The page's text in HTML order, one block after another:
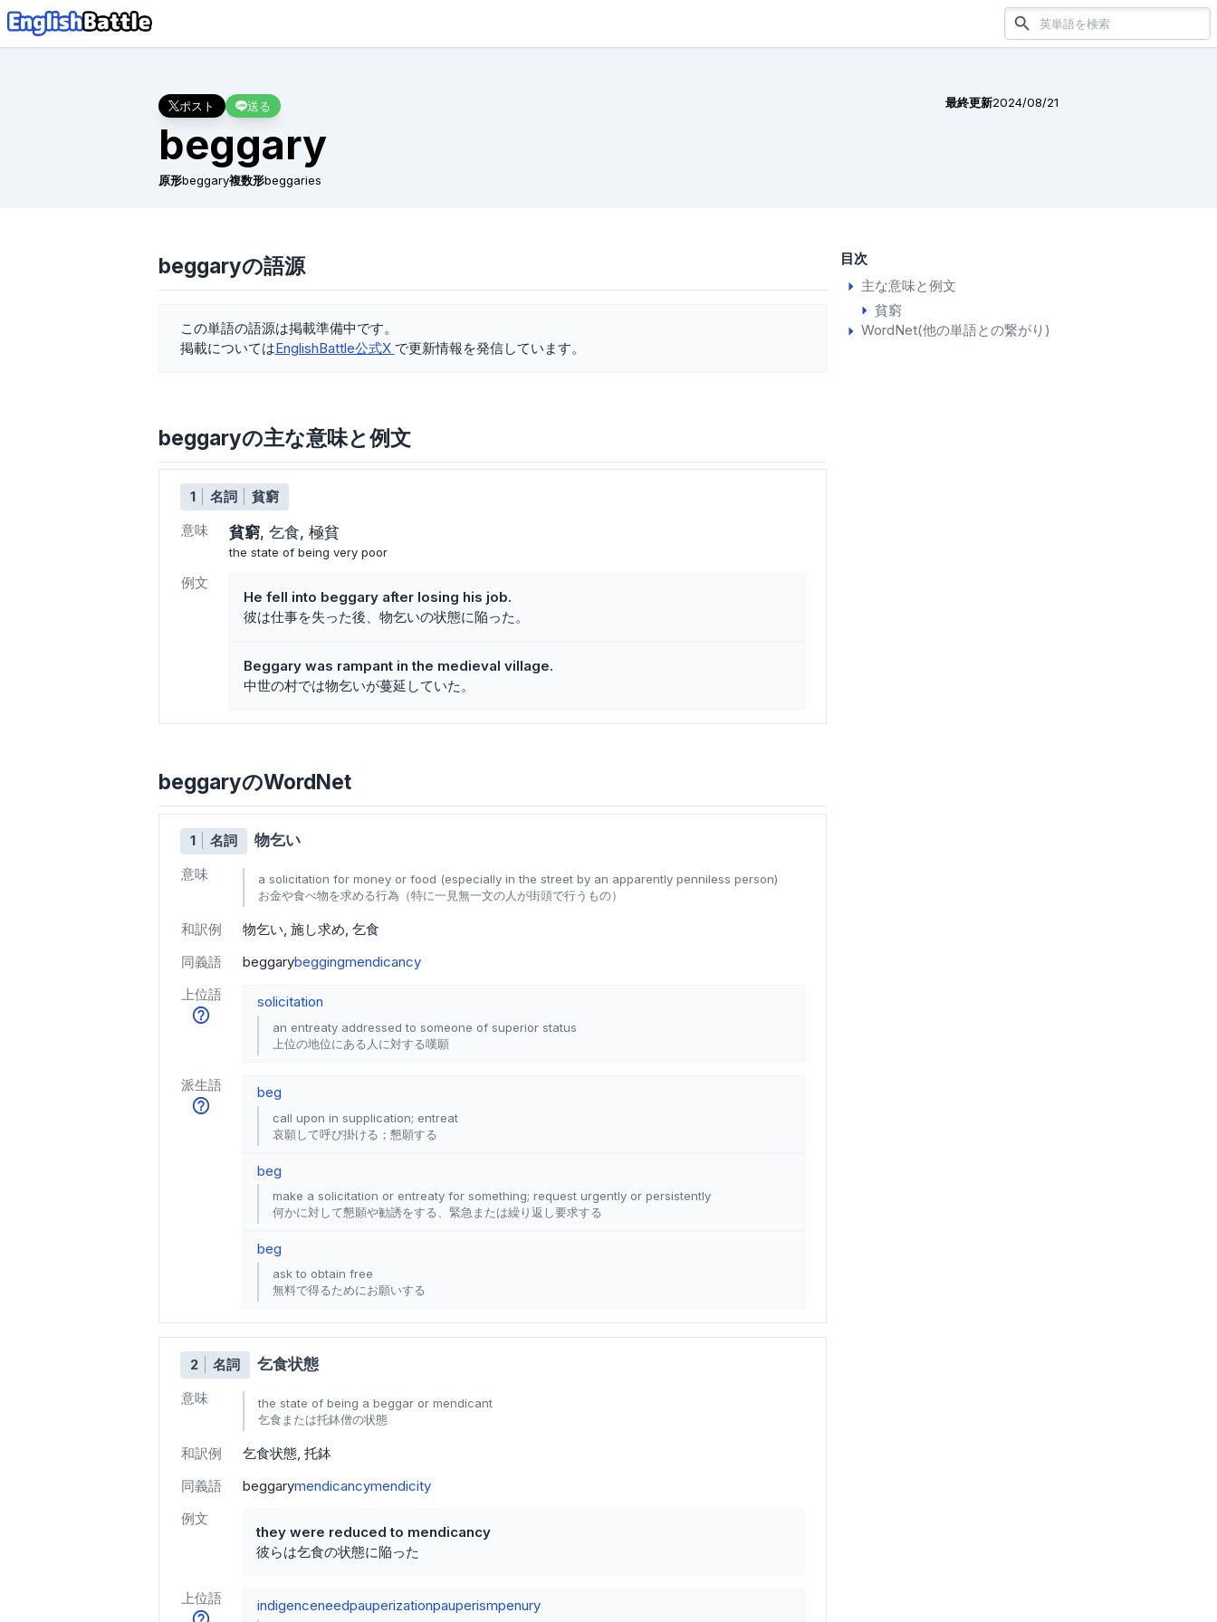
ポスト 送る 最終更新2024/08/21
beggary
原形beggary複数形beggaries
目次
主な意味と例文
貧窮
WordNet(他の単語との繋がり)
beggaryの語源
この単語の語源は掲載準備中です。
掲載についてはEnglishBattle公式X で更新情報を発信しています。
beggaryの主な意味と例文
1 名詞
貧窮
意味
貧窮 乞食 極貧
the state of being very poor
例文
He fell into beggary after losing his job.
彼は仕事を失った後、物乞いの状態に陥った。
Beggary was rampant in the medieval village.
中世の村では物乞いが蔓延していた。
beggaryのWordNet
1 名詞 物乞い
意味
a solicitation for money or food (especially in the street by an apparently penniless person)
お金や食べ物を求める行為（特に一見無一文の人が街頭で行うもの）
和訳例 物乞い 施し求め 乞食
同義語
beggarybeggingmendicancy
上位語
solicitation
an entreaty addressed to someone of superior status
上位の地位にある人に対する嘆願
派生語 beg
call upon in supplication; entreat
哀願して呼び掛ける；懇願する
beg
make a solicitation or entreaty for something; request urgently or persistently
何かに対して懇願や勧誘をする、緊急または繰り返し要求する
beg
ask to obtain free
無料で得るためにお願いする
2 名詞 乞食状態
意味
the state of being a beggar or mendicant
乞食または托鉢僧の状態
和訳例 乞食状態 托鉢
同義語
beggarymendicancymendicity
例文
they were reduced to mendicancy
彼らは乞食の状態に陥った
上位語 indigenceneedpauperizationpauperismpenury